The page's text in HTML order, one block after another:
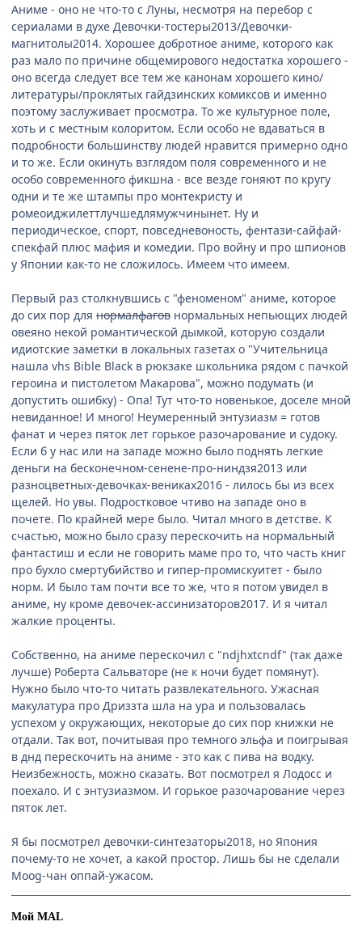
Аниме - оно не что-то с Луны, несмотря на перебор с
сериалами в духе Девочки-тостеры2013/Девочки-
магнитолы2014. Хорошее добротное аниме, которого как
раз мало по причине общемирового недостатка хорошего -
оно всегда следует все тем же канонам хорошего кино/
литературы/проклятых гайдзинских комиксов и именно
поэтому заслуживает просмотра. То же культурное поле,
хоть и с местным колоритом. Если особо не вдаваться в
подробности большинству людей нравится примерно одно
и то же. Если окинуть взглядом поля современного и не
особо современного фикшна - все везде гоняют по кругу
одни и те же штампы про монтекристу и
ромеоиджилеттлучшедлямужчинынет. Ну и
периодическое, спорт, повседневоность, фентази-сайфай-
спекфай плюс мафия и комедии. Про войну и про шпионов
у Японии как-то не сложилось. Имеем что имеем.
Первый раз столкнувшись с "феноменом" аниме, которое
до сих пор для нормалфагов нормальных непьющих людей
овеяно некой романтической дымкой, которую создали
идиотские заметки в локальных газетах о "Учительница
нашла vhs Bible Black в рюкзаке школьника рядом с пачкой
героина и пистолетом Макарова", можно подумать (и
допустить ошибку) - Опа! Тут что-то новенькое, доселе мной
невиданное! И много! Неумеренный энтузиазм = готов
фанат и через пяток лет горькое разочарование и судоку.
Если б у нас или на западе можно было поднять легкие
деньги на бесконечном-сенене-про-ниндзя2013 или
разноцветных-девочках-вениках2016 - лилось бы из всех
щелей. Но увы. Подростковое чтиво на западе оно в
почете. По крайней мере было. Читал много в детстве. К
счастью, можно было сразу перескочить на нормальный
фантастиш и если не говорить маме про то, что часть книг
про бухло смертубийство и гипер-промискуитет - было
норм. И было там почти все то же, что я потом увидел в
аниме, ну кроме девочек-ассинизаторов2017. И я читал
жалкие проценты.
Собственно, на аниме перескочил с "ndjhxtcndf" (так даже
лучше) Роберта Сальваторе (не к ночи будет помянут).
Нужно было что-то читать развлекательного. Ужасная
макулатура про Дриззта шла на ура и пользовалась
успехом у окружающих, некоторые до сих пор книжки не
отдали. Так вот, почитывая про темного эльфа и поигрывая
в днд перескочить на аниме - это как с пива на водку.
Неизбежность, можно сказать. Вот посмотрел я Лодосс и
поехало. И с энтузиазмом. И горькое разочарование через
пяток лет.
Я бы посмотрел девочки-синтезаторы2018, но Япония
почему-то не хочет, а какой простор. Лишь бы не сделали
Moog-чан оппай-ужасом.
Мой MAL